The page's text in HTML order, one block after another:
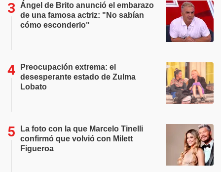
Ángel de Brito anunció el embarazo
de una famosa actriz: "No sabían
cómo esconderlo"
Preocupación extrema: el
desesperante estado de Zulma
Lobato
La foto con la que Marcelo Tinelli
confirmó que volvió con Milett
Figueroa